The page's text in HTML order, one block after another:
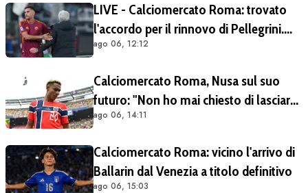
LIVE - Calciomercato Roma: trovato
l'accordo per il rinnovo di Pellegrini.
Prolungamento di un solo anno
ago 06, 12:12
Calciomercato Roma, Nusa sul suo
futuro: "Non ho mai chiesto di lasciare
il Lipsia". Giallorossi ancora al lavoro
ago 06, 14:11
Calciomercato Roma: vicino l'arrivo di
Ballarin dal Venezia a titolo definitivo
ago 06, 15:03